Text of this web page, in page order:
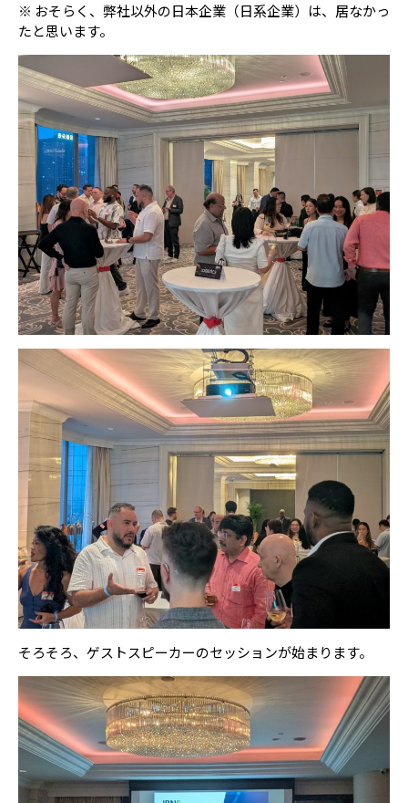
※ おそらく、弊社以外の日本企業（日系企業）は、居なかっ
たと思います。
そろそろ、ゲストスピーカーのセッションが始まります。